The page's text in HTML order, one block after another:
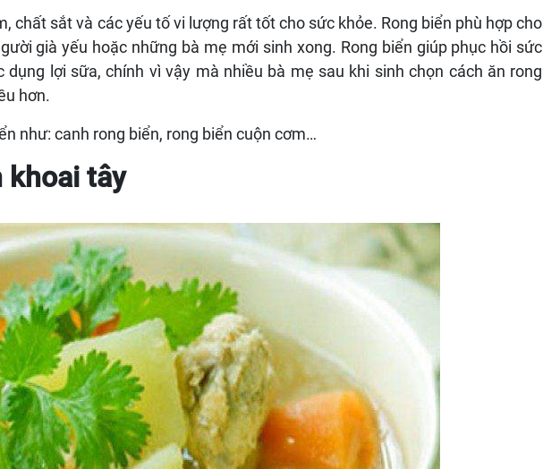
chất sắt và các yếu tố vi lượng rất tốt cho sức khỏe. Rong biển phù hợp cho
già yếu hoặc những bà mẹ mới sinh xong. Rong biển giúp phục hồi sức
dụng lợi sữa, chính vì vậy mà nhiều bà mẹ sau khi sinh chọn cách ăn rong
hơn.
như: canh rong biển, rong biển cuộn cơm…
khoai tây